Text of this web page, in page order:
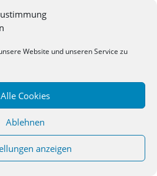
Website und unseren Service zu
Alle Cookies
Ablehnen
anzeigen
wordpress